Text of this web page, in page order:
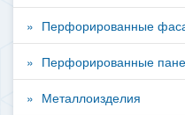
Перфорированные
Перфорированные
Металлоизделия